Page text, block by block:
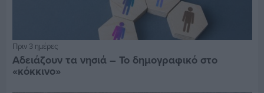
Πριν 3 ημέρες
Αδειάζουν τα νησιά – Το δημογραφικό στο
«κόκκινο»